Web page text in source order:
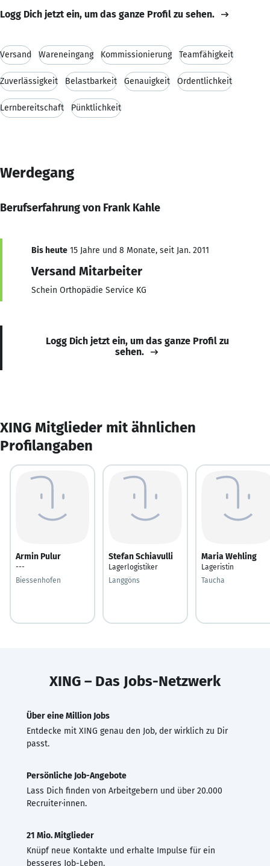
Logg Dich jetzt ein, um das ganze Profil zu sehen.
Versand Wareneingang Kommissionierung Teamfähigkeit
Zuverlässigkeit Belastbarkeit Genauigkeit Ordentlichkeit
Lernbereitschaft Pünktlichkeit
Werdegang
Berufserfahrung von Frank Kahle
Bis heute 15 Jahre und 8 Monate, seit Jan. 2011
Versand Mitarbeiter
Schein Orthopädie Service KG
Logg Dich jetzt ein, um das ganze Profil zu
sehen.
XING Mitglieder mit ähnlichen
Profilangaben
Armin Pulur
---
Biessenhofen
Stefan Schiavulli
Lagerlogistiker
Langgöns
Maria Wehling
Lageristin
Taucha
XING – Das Jobs-Netzwerk
Über eine Million Jobs
Entdecke mit XING genau den Job, der wirklich zu Dir
passt.
Persönliche Job-Angebote
Lass Dich finden von Arbeitgebern und über 20.000
Recruiter·innen.
21 Mio. Mitglieder
Knüpf neue Kontakte und erhalte Impulse für ein
besseres Job-Leben.